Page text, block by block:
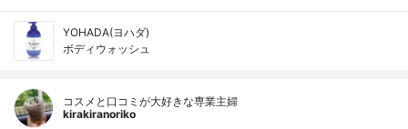
YOHADA(ヨハダ)
ボディウォッシュ
コスメと口コミが大好きな専業主婦
kirakiranoriko